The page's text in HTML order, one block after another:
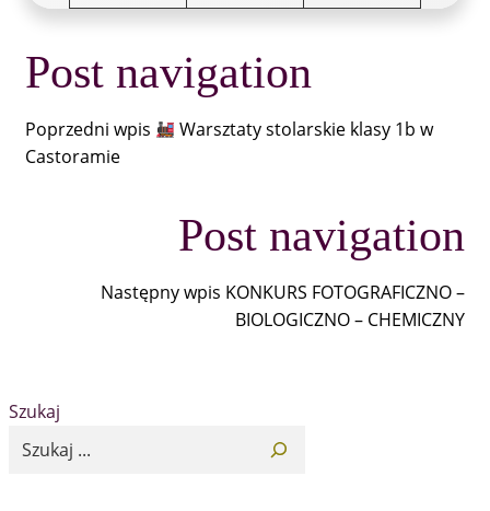
Post navigation
Poprzedni wpis
Warsztaty stolarskie klasy 1b w
Castoramie
Post navigation
Następny wpis KONKURS FOTOGRAFICZNO –
BIOLOGICZNO – CHEMICZNY
Szukaj